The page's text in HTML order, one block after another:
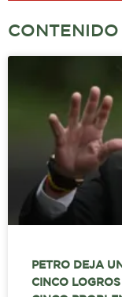
PETRO DEJA
CINCO